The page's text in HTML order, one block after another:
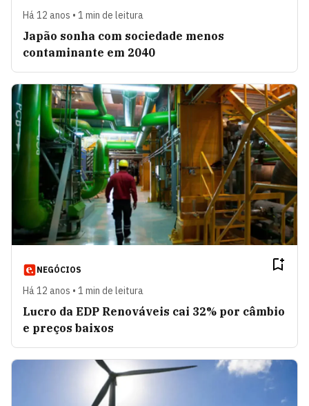
Há 12 anos • 1 min de leitura
Japão sonha com sociedade menos
contaminante em 2040
NEGÓCIOS
Há 12 anos • 1 min de leitura
Lucro da EDP Renováveis cai 32% por câmbio
e preços baixos